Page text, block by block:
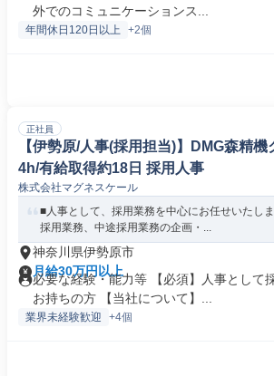
外でのコミュニケーションス...
年間休日120日以上 +2個
正社員
【伊勢原/人事(採用担当)】DMG森精
4h/有給取得約18日 採用人事
株式会社マグネスケール
■人事として、採用業務を中心にお任せいたし
採用業務、中途採用業務の企画・...
神奈川県伊勢原市
月給30万円以上
必要な経験・能力等 【必須】人事として
お持ちの方 【当社について】...
業界未経験歓迎 +4個